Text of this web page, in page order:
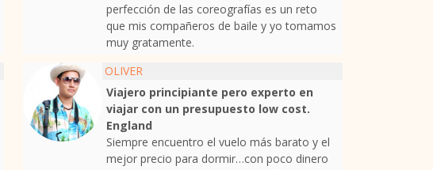
perfección de las coreografías es un reto
que mis compañeros de baile y yo tomamos
muy gratamente.
OLIVER
Viajero principiante pero experto en
viajar con un presupuesto low cost.
England
Siempre encuentro el vuelo más barato y el
mejor precio para dormir…con poco dinero